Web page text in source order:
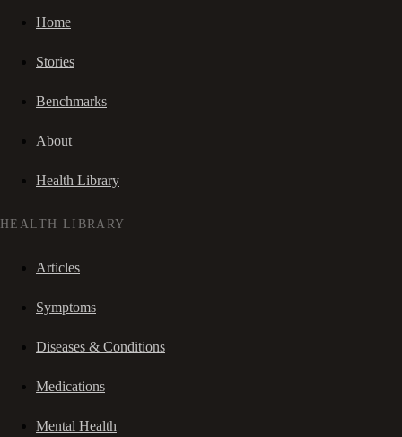
Home
Stories
Benchmarks
About
Health Library
HEALTH LIBRARY
Articles
Symptoms
Diseases & Conditions
Medications
Mental Health